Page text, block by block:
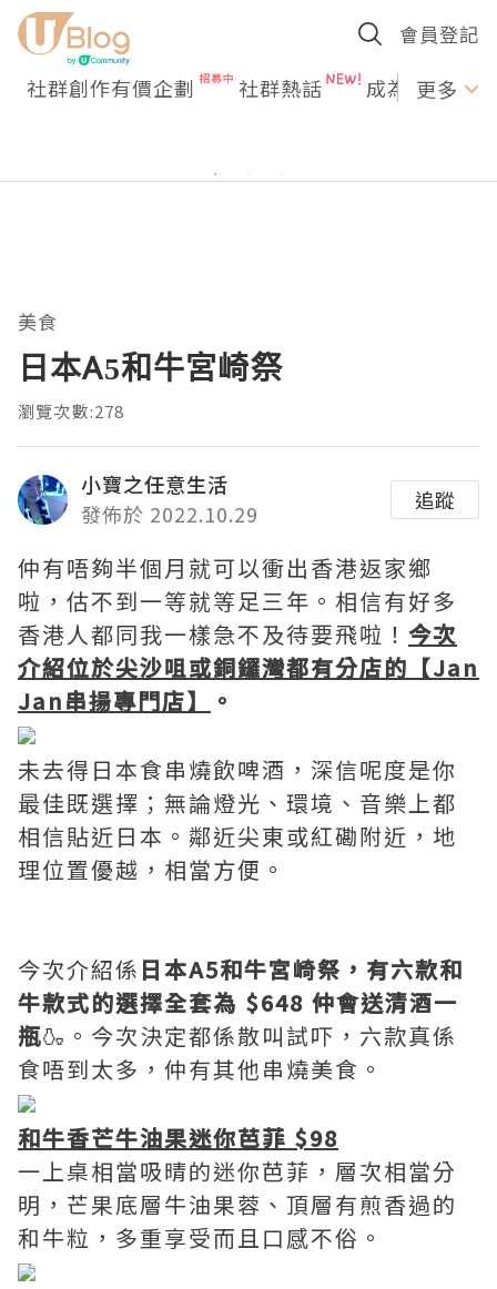
會員登記
社群創作有價企劃 社群熱話 成為U更多
美食
日本A5和牛宮崎祭
瀏覽次數:278
小寶之任意生活
發佈於 2022.10.29
追蹤
仲有唔夠半個月就可以衝出香港返家鄉
啦，估不到一等就等足三年。相信有好多
香港人都同我一樣急不及待要飛啦！ 今次
介紹位於尖沙咀或銅鑼灣都有分店的【Jan
Jan串揚專門店】
。
未去得日本食串燒飲啤酒，深信呢度是你
最佳既選擇；無論燈光、環境、音樂上都
相信貼近日本。鄰近尖東或紅磡附近，地
理位置優越，相當方便。
今次介紹係 日本A5和牛宮崎祭，有六款和
牛款式的選擇全套為 $648 仲會送清酒一
瓶🍶。今次決定都係散叫試吓，六款真係
食唔到太多，仲有其他串燒美食。
和牛香芒牛油果迷你芭菲 $98
一上桌相當吸晴的迷你芭菲，層次相當分
明，芒果底層牛油果蓉、頂層有煎香過的
和牛粒，多重享受而且口感不俗。